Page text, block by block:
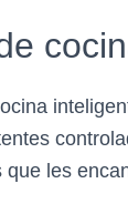
que les